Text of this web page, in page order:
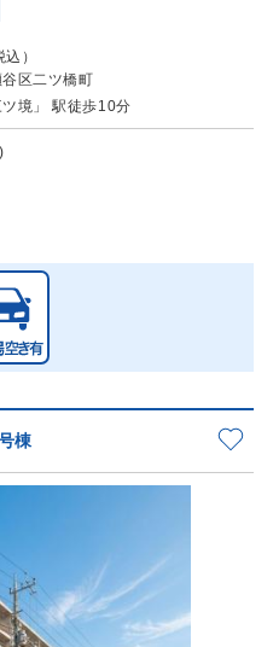
）
区二ツ橋町
境」 駅徒歩10分
棟